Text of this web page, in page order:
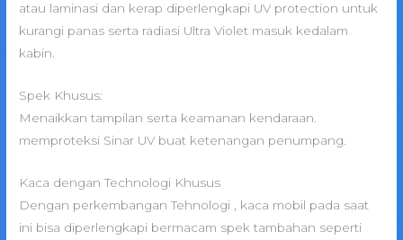
atau laminasi dan kerap diperlengkapi UV protection untuk
kurangi panas serta radiasi Ultra Violet masuk kedalam
kabin.
Spek Khusus:
Menaikkan tampilan serta keamanan kendaraan.
memproteksi Sinar UV buat ketenangan penumpang.
Kaca dengan Technologi Khusus
Dengan perkembangan Tehnologi , kaca mobil pada saat
ini bisa diperlengkapi bermacam spek tambahan seperti